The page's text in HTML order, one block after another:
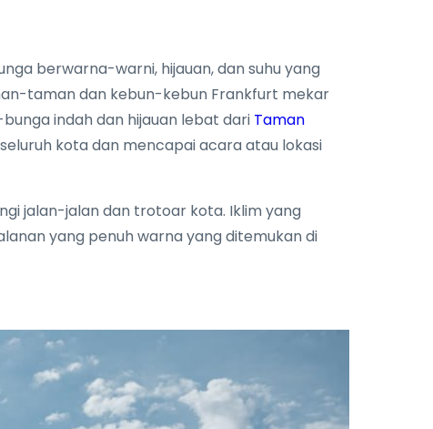
berwarna-warni, hijauan, dan suhu yang
taman dan kebun-kebun Frankfurt mekar
indah dan hijauan lebat dari Taman
kota dan mencapai acara atau lokasi
jalan-jalan dan trotoar kota. Iklim yang
yang penuh warna yang ditemukan di